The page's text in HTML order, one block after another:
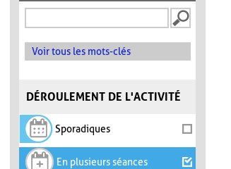
Voir tous les mots-clés
DÉROULEMENT DE L'ACTIVITÉ
Sporadiques
En plusieurs séances